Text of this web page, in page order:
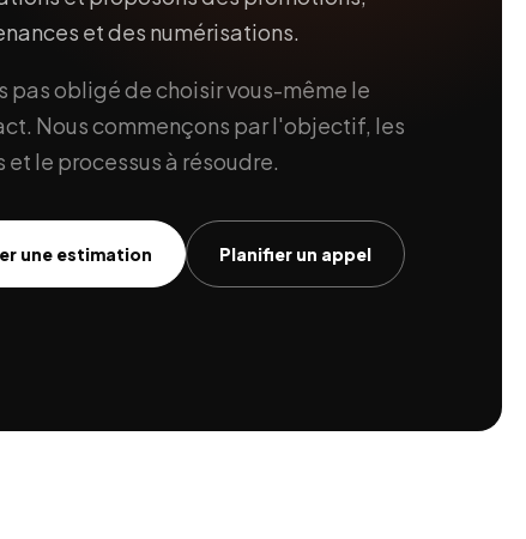
et des numérisations.
pas obligé de choisir vous-même le
Nous commençons par l'objectif, les
le processus à résoudre.
une estimation Planifier un appel